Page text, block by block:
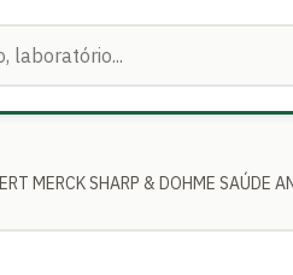
MERCK SHARP & DOHME SAÚDE